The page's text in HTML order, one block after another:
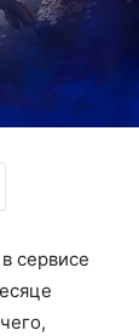
сервисе